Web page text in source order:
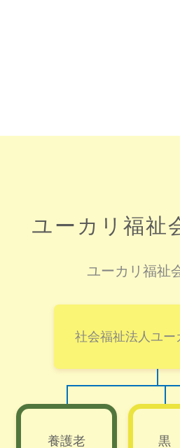
ユーカリ福祉
ユーカリ福祉
社会福祉法人ユー
養護老 黒